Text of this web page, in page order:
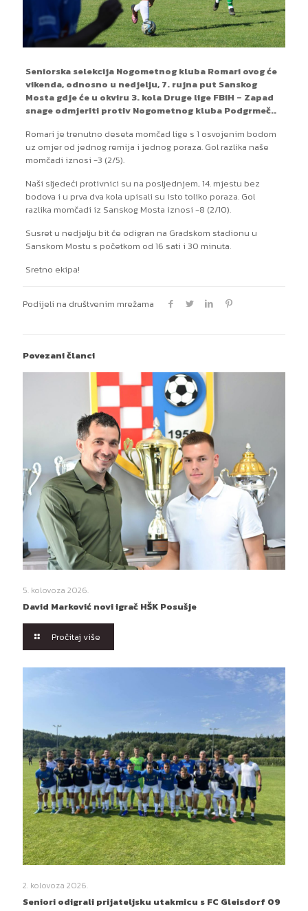
Seniorska selekcija Nogometnog kluba Romari ovog će
vikenda, odnosno u nedjelju, 7. rujna put Sanskog
Mosta gdje će u okviru 3. kola Druge lige FBiH – Zapad
snage odmjeriti protiv Nogometnog kluba Podgrmeč..
Romari je trenutno deseta momčad lige s 1 osvojenim bodom
uz omjer od jednog remija i jednog poraza. Gol razlika naše
momčadi iznosi -3 (2/5).
Naši sljedeći protivnici su na posljednjem, 14. mjestu bez
bodova i u prva dva kola upisali su isto toliko poraza. Gol
razlika momčadi iz Sanskog Mosta iznosi -8 (2/10).
Susret u nedjelju bit će odigran na Gradskom stadionu u
Sanskom Mostu s početkom od 16 sati i 30 minuta.
Sretno ekipa!
Podijeli na društvenim mrežama
Povezani članci
5. kolovoza 2026.
David Marković novi igrač HŠK Posušje
Pročitaj više
2. kolovoza 2026.
Seniori odigrali prijateljsku utakmicu s FC Gleisdorf 09